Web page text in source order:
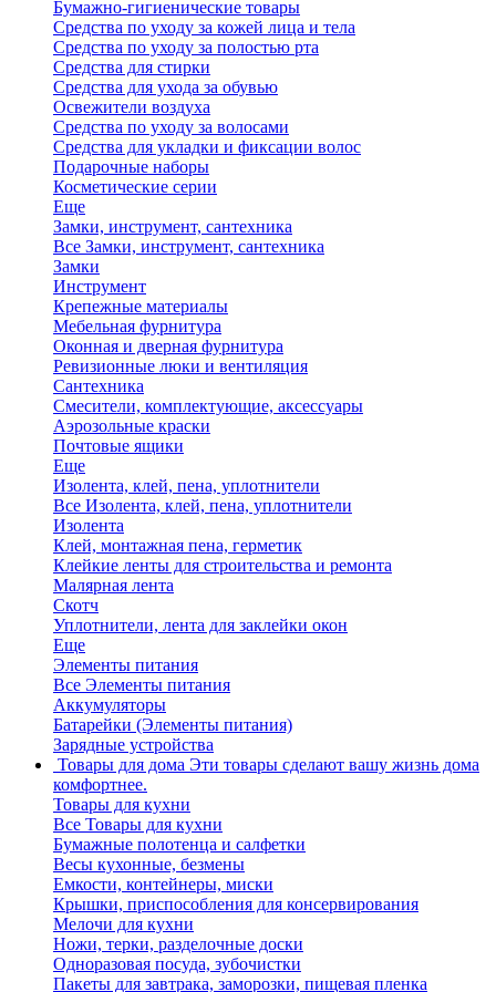
Бумажно-гигиенические товары
Средства по уходу за кожей лица и тела
Средства по уходу за полостью рта
Средства для стирки
Средства для ухода за обувью
Освежители воздуха
Средства по уходу за волосами
Средства для укладки и фиксации волос
Подарочные наборы
Косметические серии
Еще
Замки, инструмент, сантехника
Все Замки, инструмент, сантехника
Замки
Инструмент
Крепежные материалы
Мебельная фурнитура
Оконная и дверная фурнитура
Ревизионные люки и вентиляция
Сантехника
Смесители, комплектующие, аксессуары
Аэрозольные краски
Почтовые ящики
Еще
Изолента, клей, пена, уплотнители
Все Изолента, клей, пена, уплотнители
Изолента
Клей, монтажная пена, герметик
Клейкие ленты для строительства и ремонта
Малярная лента
Скотч
Уплотнители, лента для заклейки окон
Еще
Элементы питания
Все Элементы питания
Аккумуляторы
Батарейки (Элементы питания)
Зарядные устройства
Товары для дома Эти товары сделают вашу жизнь дома
комфортнее.
Товары для кухни
Все Товары для кухни
Бумажные полотенца и салфетки
Весы кухонные, безмены
Емкости, контейнеры, миски
Крышки, приспособления для консервирования
Мелочи для кухни
Ножи, терки, разделочные доски
Одноразовая посуда, зубочистки
Пакеты для завтрака, заморозки, пищевая пленка